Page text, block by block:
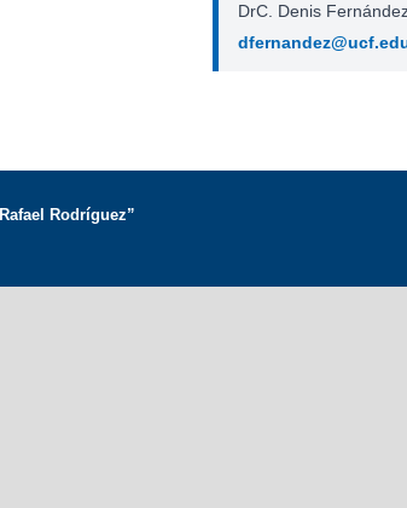
DrC. Denis
Rodríguez”